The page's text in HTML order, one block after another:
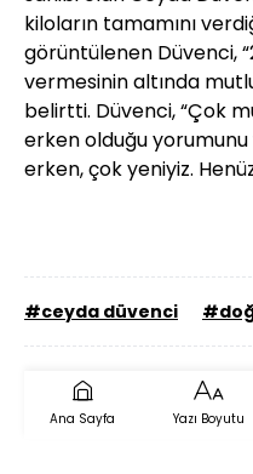
kiloların tamamını
görüntülenen Düvenci,
vermesinin altında
belirtti. Düvenci, “Çok
erken olduğu yorumunu
erken, çok yeniyiz.
#ceyda düvenci
Ana Sayfa Yazı Boyutu